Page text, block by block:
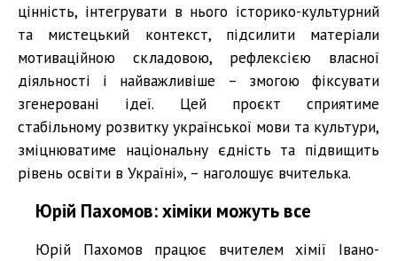
цінність, інтегрувати в нього історико-культурний
та мистецький контекст, підсилити матеріали
мотиваційною складовою, рефлексією власної
діяльності і найважливіше – змогою фіксувати
згенеровані ідеї. Цей проєкт сприятиме
стабільному розвитку української мови та культури,
зміцнюватиме національну єдність та підвищить
рівень освіти в Україні», – наголошує вчителька.
Юрій Пахомов: хіміки можуть все
Юрій Пахомов працює вчителем хімії Івано-